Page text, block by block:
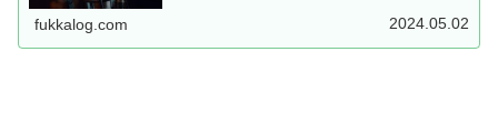
fukkalog.com 2024.05.02